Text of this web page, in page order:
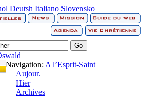
Deutsh Italiano Slovensko
Navigation: A l’Esprit-Saint
Aujour.
Hier
Archives